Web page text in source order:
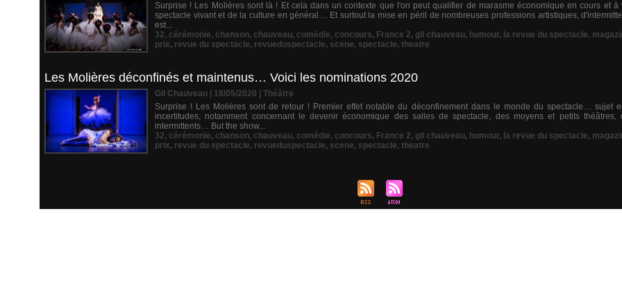
Surprise ! Les Molières sont là ! Et cela dans un contexte que l'on peut qualifier de marasme économique en cours et
spectacle vivant et de la culture en général… Et surtout la mise en péril de nombreuses professions artistiques,
est...
32, cérémonie, chanson, chauveau, comédie, concours, France 2, gil chauveau, humour, la revue du spectacle,
prix, revue du spectacle, revueduspectacle, scene, spectacle, theatre
Les Molières déconfinés et maintenus… Voici les nominations 2020
Gil Chauveau | 18/05/2020
Théâtre
Surprise ! Les Molières sont de retour ! Premier effet notable du déconfinement dans le monde du spectacle… sujet
incertitudes, notamment concernant le devenir économique des salles de spectacle, des moyens et petits
intermittents… But the show...
32, cérémonie, chanson, chauveau, comédie, concours, France 2, gil chauveau, humour, la revue du spectacle,
prix, revue du spectacle, revueduspectacle, scene, spectacle, theatre